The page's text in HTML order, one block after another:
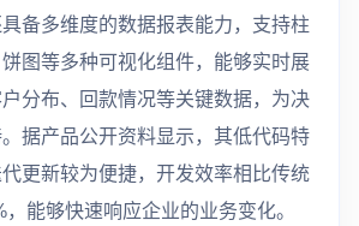
备多维度的数据报表能力，支持柱
图等多种可视化组件，能够实时展
分布、回款情况等关键数据，为决
据产品公开资料显示，其低代码特
更新较为便捷，开发效率相比传统
能够快速响应企业的业务变化。